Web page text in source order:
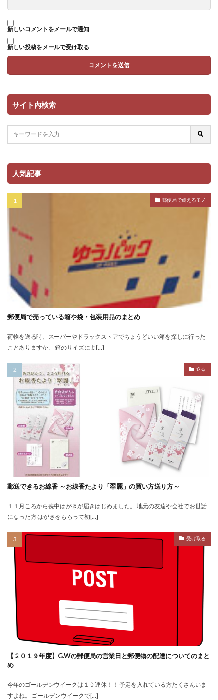
新しいコメントをメールで通知
新しい投稿をメールで受け取る
サイト内検索
人気記事
郵便局で買えるモノ
郵便局で売っている箱や袋・包装用品のまとめ
荷物を送る時、スーパーやドラックストアでちょうどいい箱を探しに行った
ことありますか。 箱のサイズによ[…]
送る
郵送できるお線香 ～お線香たより「翠麗」の買い方送り方～
１１月ころから喪中はがきが届きはじめました。 地元の友達や会社でお世話
になった方 はがきをもらって初[…]
受け取る
【２０１９年度】G.Wの郵便局の営業日と郵便物の配達についてのまと
め
今年のゴールデンウイークは１０連休！！ 予定を入れている方たくさんいま
すよね。 ゴールデンウイークで[…]